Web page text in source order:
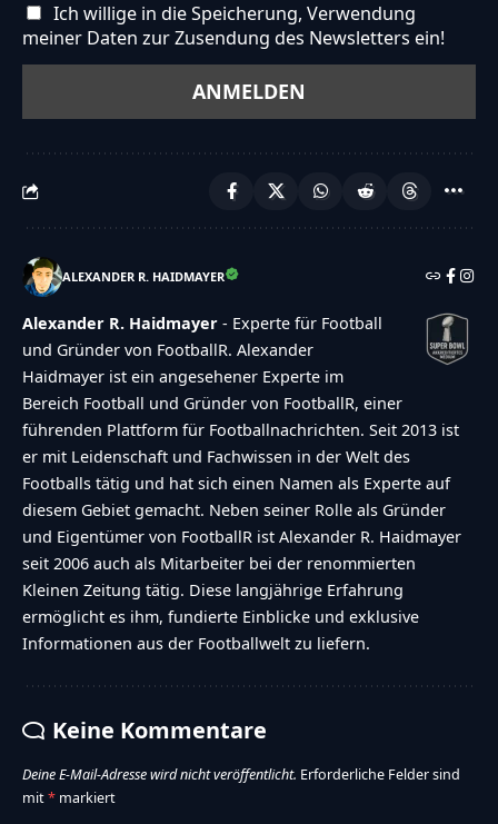
Ich willige in die Speicherung, Verwendung
meiner Daten zur Zusendung des Newsletters ein!
ALEXANDER R. HAIDMAYER
Alexander R. Haidmayer - Experte für Football
und Gründer von FootballR. Alexander
Haidmayer ist ein angesehener Experte im
Bereich Football und Gründer von FootballR, einer
führenden Plattform für Footballnachrichten. Seit 2013 ist
er mit Leidenschaft und Fachwissen in der Welt des
Footballs tätig und hat sich einen Namen als Experte auf
diesem Gebiet gemacht. Neben seiner Rolle als Gründer
und Eigentümer von FootballR ist Alexander R. Haidmayer
seit 2006 auch als Mitarbeiter bei der renommierten
Kleinen Zeitung tätig. Diese langjährige Erfahrung
ermöglicht es ihm, fundierte Einblicke und exklusive
Informationen aus der Footballwelt zu liefern.
Keine Kommentare
Deine E-Mail-Adresse wird nicht veröffentlicht. Erforderliche Felder sind
mit* markiert